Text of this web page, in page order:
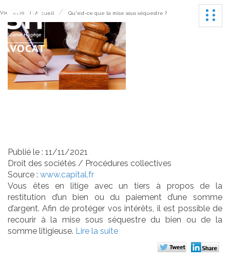
Vous êtes ici :Accueil Qu'est-ce que la mise sous séquestre ?
Publié le : 11/11/2021
Droit des sociétés / Procédures collectives
Source : www.capital.fr
Vous êtes en litige avec un tiers à propos de la
restitution d’un bien ou du paiement d’une somme
d’argent. Afin de protéger vos intérêts, il est possible de
recourir à la mise sous séquestre du bien ou de la
somme litigieuse. Lire la suite